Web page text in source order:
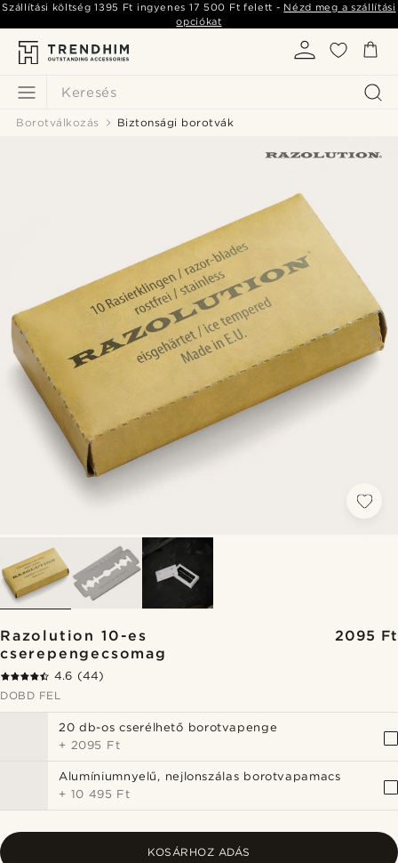
Keresés
Szállítási költség1395 Ft ingyenes 17 500 Ft felett - Nézd meg a szállítási
opciókat
Borotválkozás Biztonsági borotvák
Razolution 10-es
cserepengecsomag
2095 Ft
4.6 (44)
DOBD FEL
20 db-os cserélhető borotvapenge
+ 2095 Ft
Alumíniumnyelű, nejlonszálas borotvapamacs
+ 10 495 Ft
KOSÁRHOZ ADÁS